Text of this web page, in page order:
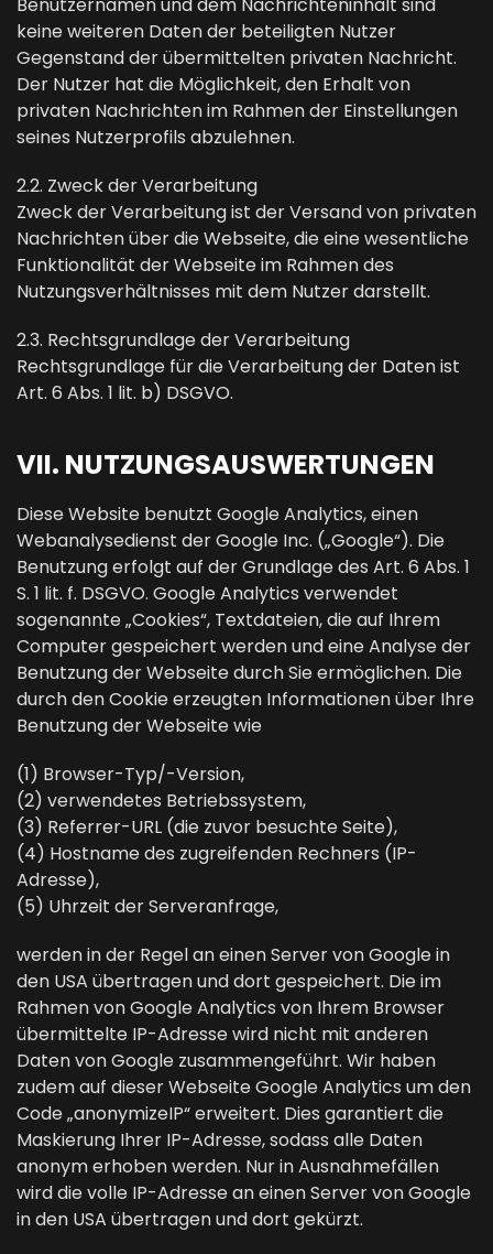
keine weiteren Daten der beteiligten Nutzer
Gegenstand der übermittelten privaten Nachricht.
Der Nutzer hat die Möglichkeit, den Erhalt von
privaten Nachrichten im Rahmen der Einstellungen
seines Nutzerprofils abzulehnen.
2.2. Zweck der Verarbeitung
Zweck der Verarbeitung ist der Versand von privaten
Nachrichten über die Webseite, die eine wesentliche
Funktionalität der Webseite im Rahmen des
Nutzungsverhältnisses mit dem Nutzer darstellt.
2.3. Rechtsgrundlage der Verarbeitung
Rechtsgrundlage für die Verarbeitung der Daten ist
Art. 6 Abs. 1 lit. b) DSGVO.
VII. NUTZUNGSAUSWERTUNGEN
Diese Website benutzt Google Analytics, einen
Webanalysedienst der Google Inc. („Google“). Die
Benutzung erfolgt auf der Grundlage des Art. 6 Abs. 1
S. 1 lit. f. DSGVO. Google Analytics verwendet
sogenannte „Cookies“, Textdateien, die auf Ihrem
Computer gespeichert werden und eine Analyse der
Benutzung der Webseite durch Sie ermöglichen. Die
durch den Cookie erzeugten Informationen über Ihre
Benutzung der Webseite wie
(1) Browser-Typ/-Version,
(2) verwendetes Betriebssystem,
(3) Referrer-URL (die zuvor besuchte Seite),
(4) Hostname des zugreifenden Rechners (IP-
Adresse),
(5) Uhrzeit der Serveranfrage,
werden in der Regel an einen Server von Google in
den USA übertragen und dort gespeichert. Die im
Rahmen von Google Analytics von Ihrem Browser
übermittelte IP-Adresse wird nicht mit anderen
Daten von Google zusammengeführt. Wir haben
zudem auf dieser Webseite Google Analytics um den
Code „anonymizeIP“ erweitert. Dies garantiert die
Maskierung Ihrer IP-Adresse, sodass alle Daten
anonym erhoben werden. Nur in Ausnahmefällen
wird die volle IP-Adresse an einen Server von Google
in den USA übertragen und dort gekürzt.